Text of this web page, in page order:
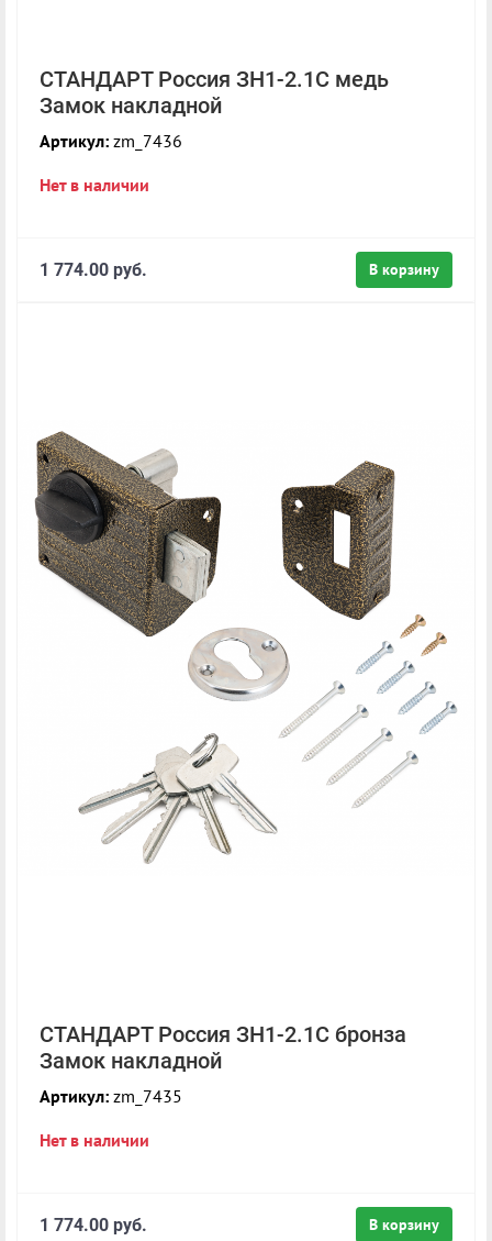
СТАНДАРТ Россия ЗН1-2.1С медь
Замок накладной
Артикул: zm_7436
Нет в наличии
В корзину
1 774.00 руб.
СТАНДАРТ Россия ЗН1-2.1С бронза
Замок накладной
Артикул: zm_7435
Нет в наличии
В корзину
1 774.00 руб.